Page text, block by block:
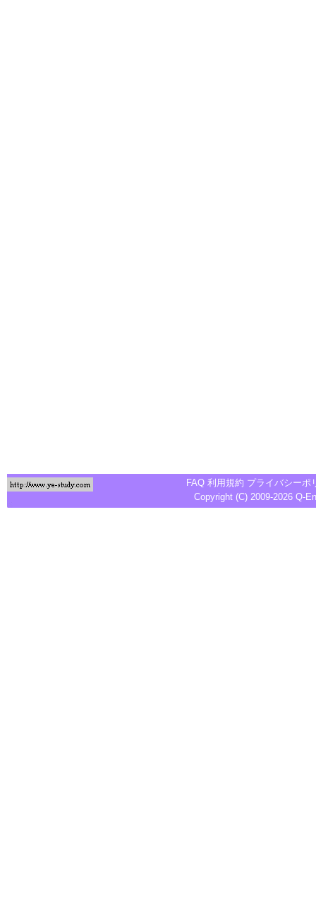
FAQ 利用規約 プライバシーポ
Copyright (C) 2009-2026 Q-